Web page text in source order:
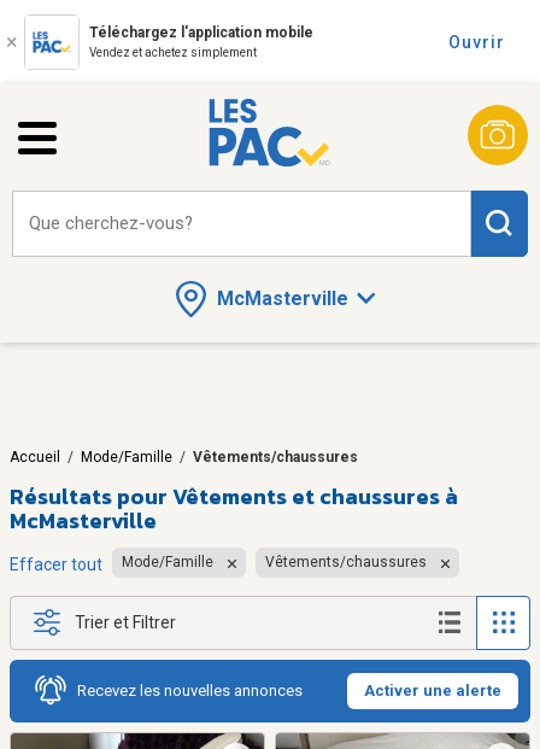
Téléchargez l'application mobile
Vendez et achetez simplement
Ouvrir
McMasterville
Que cherchez-vous?
Accueil / Mode/Famille / Vêtements/chaussures
Résultats pourVêtements et chaussures à
McMasterville
Effacer tout Mode/Famille Vêtements/chaussures
Trier et Filtrer
Recevez les nouvelles annonces Activer une alerte